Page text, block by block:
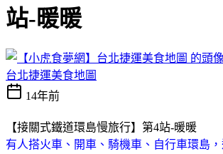
站-暖暖
台北捷運美食地圖
14年前
【接關式鐵道環島慢旅行】第4站-暖暖
有人搭火車、開車、騎機車、自行車環島